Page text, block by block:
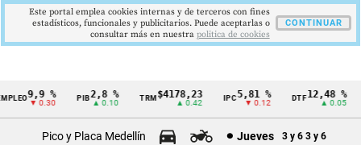
Cintillo
9,9 %
▼ 0.30
PIB2,8 %
▲ 0.10
TRM$4178,23
▲ 0.42
5,81 %
▼ 0.12
DTF12,48 %
▲ 0.05
Pico y Placa Medellín Jueves 3 y 6 3 y 6
Este portal emplea cookies internas y de terceros con fines
estadísticos, funcionales y publicitarios. Puede aceptarlas o
consultar más en nuestra politica de cookies
CONTINUAR